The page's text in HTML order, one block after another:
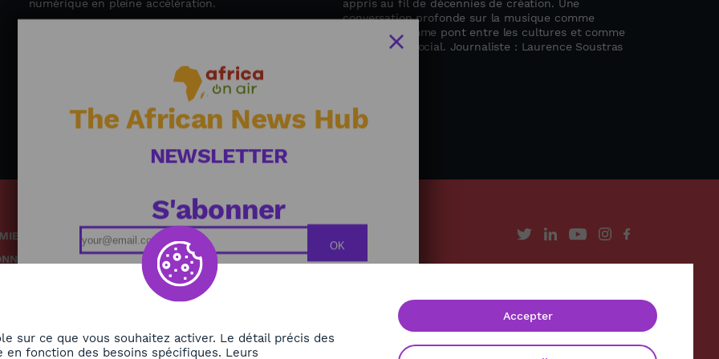
numérique en pleine accélération.
appris au fil de décennies de création. Une
conversation profonde sur la musique comme
mémoire, comme pont entre les cultures et comme
engagement social. Journaliste : Laurence Soustras
Podcasts
Replays
Grille des émissions
The African News Hub
NEWSLETTER
S'abonner
OK
sur ce que vous souhaitez activer. Le détail précis des
fonction des besoins spécifiques. Leurs
Accepter